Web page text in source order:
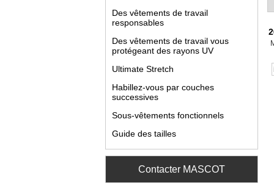
Des vêtements de travail
responsables
Des vêtements de travail vous
protégeant des rayons UV
Ultimate Stretch
Habillez-vous par couches
successives
Sous-vêtements fonctionnels
Guide des tailles
Contacter MASCOT